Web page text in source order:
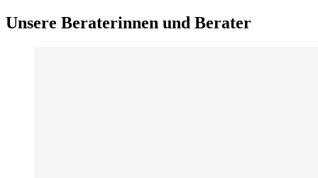
Unsere Beraterinnen und Berater